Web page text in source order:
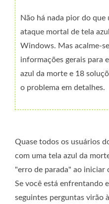
Não há nada pior do
ataque mortal de tela
Windows. Mas acalme-
informações gerais para
azul da morte e 18
o problema em detalhes.
Quase todos os usuários
com uma tela azul da
"erro de parada" ao iniciar
Se você está enfrentando
seguintes perguntas virão